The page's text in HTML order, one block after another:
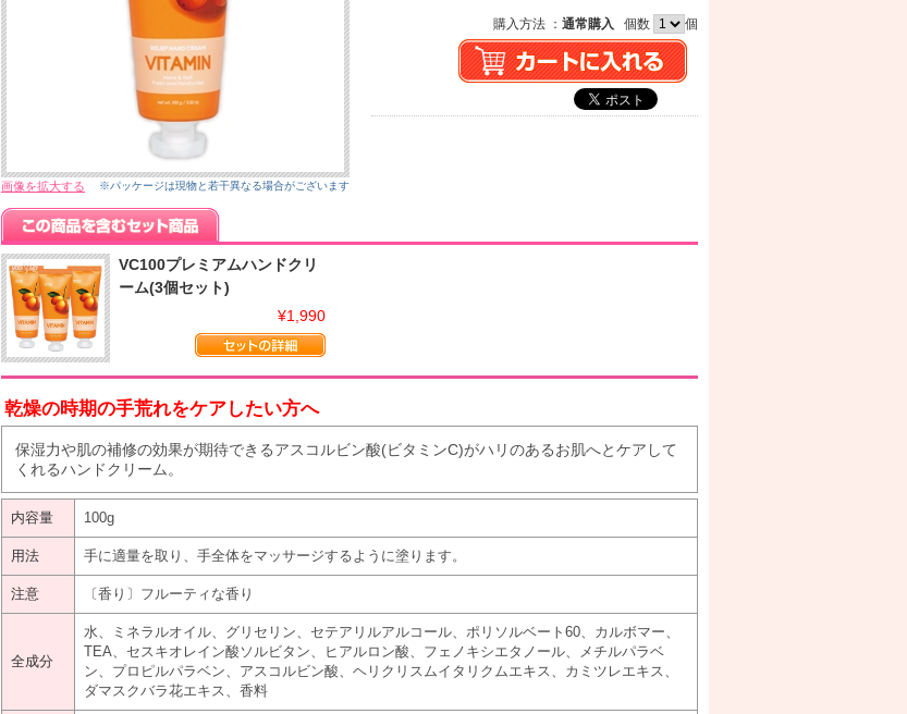
画像を拡大する ※パッケージは現物と若干異なる場合がございます
購入方法 ： 通常購入 個数 個
VC100プレミアムハンドクリ
ーム(3個セット)
¥1,990
乾燥の時期の手荒れをケアしたい方へ
保湿力や肌の補修の効果が期待できるアスコルビン酸(ビタミンC)がハリのあるお肌へとケアして
くれるハンドクリーム。
内容量 100g
用法 手に適量を取り、手全体をマッサージするように塗ります。
注意 〔香り〕フルーティな香り
全成分
水、ミネラルオイル、グリセリン、セテアリルアルコール、ポリソルベート60、カルボマー、
TEA、セスキオレイン酸ソルビタン、ヒアルロン酸、フェノキシエタノール、メチルパラベ
ン、プロピルパラベン、アスコルビン酸、ヘリクリスムイタリクムエキス、カミツレエキス、
ダマスクバラ花エキス、香料